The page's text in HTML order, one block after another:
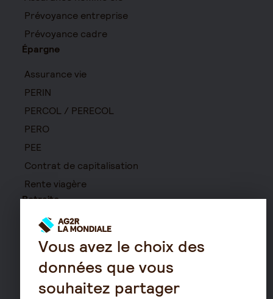
Prévoyance entreprise
Prévoyance cadre
Épargne
Assurance vie
PERIN
PERCOL / PERECOL
PERO
PEE
Contrat de capitalisation
Rente viagère
Retraite
Résidence avec services
Le fonctionnement de
la retraite
Les démarches de départ
Vous avez le choix des
données que vous
souhaitez partager